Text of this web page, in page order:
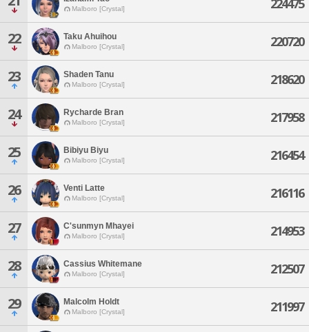
Malboro [Crystal] 224475
22 Taku Ahuihou
Malboro [Crystal] 220720
23 Shaden Tanu
Malboro [Crystal] 218620
24 Rycharde Bran
Malboro [Crystal] 217958
25 Bibiyu Biyu
Malboro [Crystal] 216454
26 Venti Latte
Malboro [Crystal] 216116
27 C'sunmyn Mhayei
Malboro [Crystal] 214953
28 Cassius Whitemane
Malboro [Crystal] 212507
29 Malcolm Holdt
Malboro [Crystal] 211997